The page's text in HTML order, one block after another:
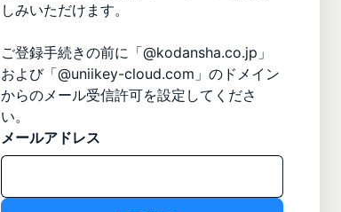
しみいただけます。
ご登録手続きの前に「@kodansha.co.jp」
および「@uniikey-cloud.com」のドメイン
からのメール受信許可を設定してくださ
い。
メールアドレス